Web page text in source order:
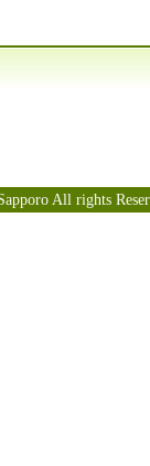
All rights